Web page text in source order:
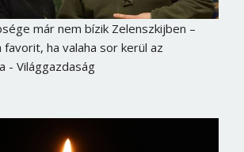
már nem bízik Zelenszkijben –
favorit, ha valaha sor kerül az
- Világgazdaság